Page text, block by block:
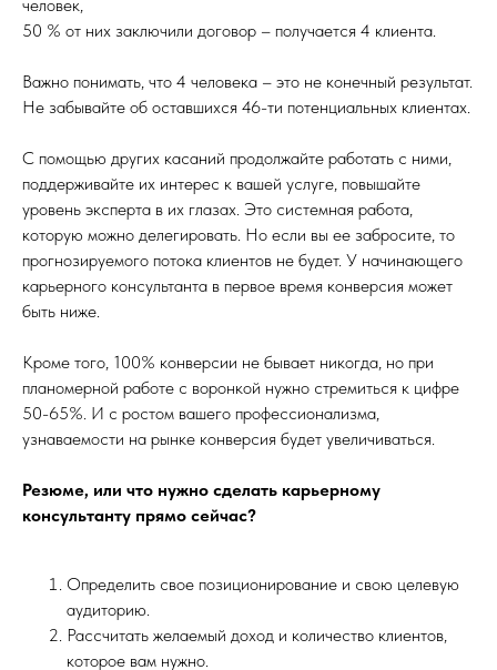
человек,
50 % от них заключили договор – получается 4 клиента.
Важно понимать, что 4 человека – это не конечный результат.
Не забывайте об оставшихся 46-ти потенциальных клиентах.
С помощью других касаний продолжайте работать с ними,
поддерживайте их интерес к вашей услуге, повышайте
уровень эксперта в их глазах. Это системная работа,
которую можно делегировать. Но если вы ее забросите, то
прогнозируемого потока клиентов не будет. У начинающего
карьерного консультанта в первое время конверсия может
быть ниже.
Кроме того, 100% конверсии не бывает никогда, но при
планомерной работе с воронкой нужно стремиться к цифре
50-65%. И с ростом вашего профессионализма,
узнаваемости на рынке конверсия будет увеличиваться.
Резюме, или что нужно сделать карьерному
консультанту прямо сейчас?
Определить свое позиционирование и свою целевую
аудиторию.
Рассчитать желаемый доход и количество клиентов,
которое вам нужно.